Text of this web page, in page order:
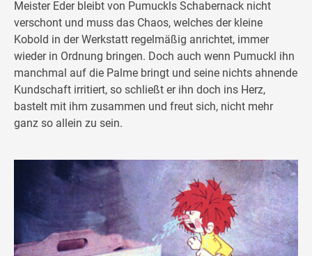
Meister Eder bleibt von Pumuckls Schabernack nicht
verschont und muss das Chaos, welches der kleine
Kobold in der Werkstatt regelmäßig anrichtet, immer
wieder in Ordnung bringen. Doch auch wenn Pumuckl ihn
manchmal auf die Palme bringt und seine nichts ahnende
Kundschaft irritiert, so schließt er ihn doch ins Herz,
bastelt mit ihm zusammen und freut sich, nicht mehr
ganz so allein zu sein.